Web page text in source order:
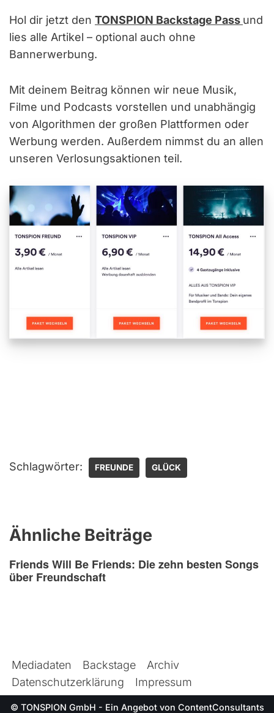
Hol dir jetzt den TONSPION Backstage Pass und
lies alle Artikel – optional auch ohne
Bannerwerbung.
Mit deinem Beitrag können wir neue Musik,
Filme und Podcasts vorstellen und unabhängig
von Algorithmen der großen Plattformen oder
Werbung werden. Außerdem nimmst du an allen
unseren Verlosungsaktionen teil.
Schlagwörter: FREUNDE GLÜCK
Ähnliche Beiträge
Friends Will Be Friends: Die zehn besten Songs
über Freundschaft
Mediadaten Backstage
Archiv
Datenschutzerklärung
Impressum
© TONSPION GmbH - Ein Angebot von ContentConsultants